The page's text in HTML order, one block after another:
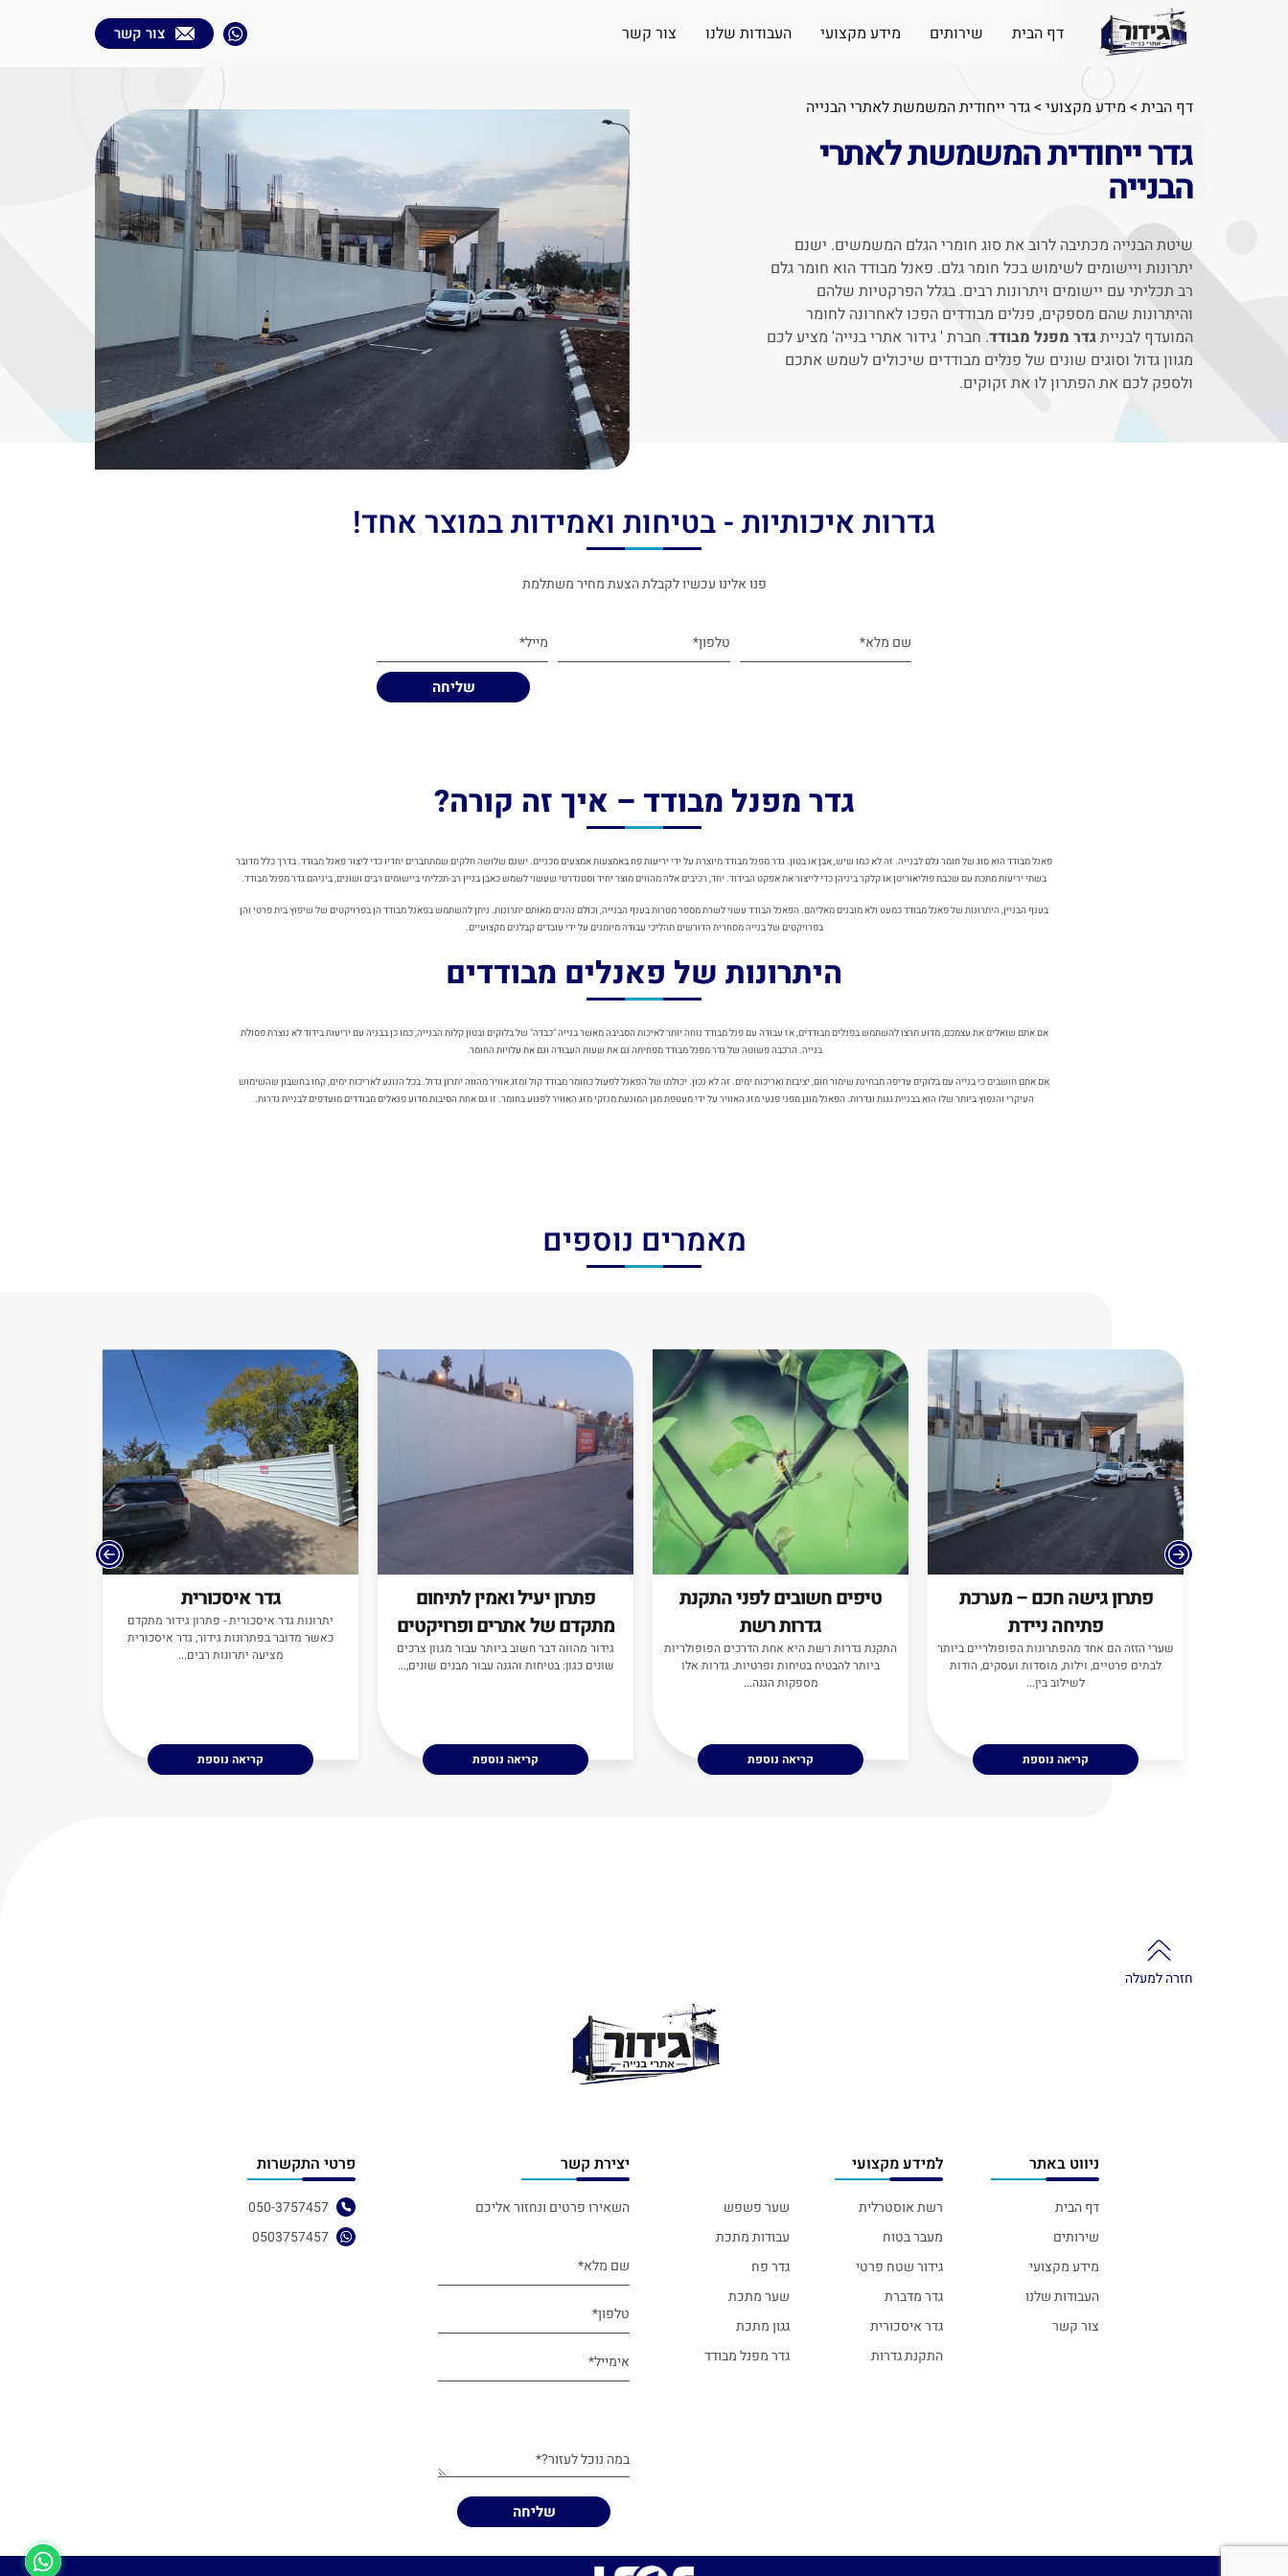
דף הבית שירותים מידע מקצועי העבודות שלנו צור קשר צור קשר
דף הבית > מידע מקצועי >גדר ייחודית המשמשת לאתרי הבנייה
גדר ייחודית המשמשת לאתרי
הבנייה
שיטת הבנייה מכתיבה לרוב את סוג חומרי הגלם המשמשים. ישנם
יתרונות ויישומים לשימוש בכל חומר גלם. פאנל מבודד הוא חומר גלם
רב תכליתי עם יישומים ויתרונות רבים. בגלל הפרקטיות שלהם
והיתרונות שהם מספקים, פנלים מבודדים הפכו לאחרונה לחומר
המועדף לבנייתגדר מפנל מבודד. חברת ' גידור אתרי בנייה' מציע לכם
מגוון גדול וסוגים שונים של פנלים מבודדים שיכולים לשמש אתכם
ולספק לכם את הפתרון לו את זקוקים.
גדרות איכותיות - בטיחות ואמידות במוצר אחד!
פנו אלינו עכשיו לקבלת הצעת מחיר משתלמת
גדר מפנל מבודד – איך זה קורה?
פאנל מבודד הוא סוג של חומר גלם לבנייה. זה לא כמו שיש, אבן או בטון. גדר מפנל מבודד מיוצרת על ידי יריעות פח באמצעות אמצעים מכניים. ישנם שלושה חלקים שמתחברים יחדיו כדי ליצור פאנל מבודד. בדרך כלל מדובר
בשתי יריעות מתכת עם שכבת פוליאוריטן או קלקר ביניהן כדי לייצור את אפקט הבידוד. יחד, רכיבים אלה מהווים מוצר יחיד וסטנדרטי שעשוי לשמש כאבן בניין רב-תכליתי ביישומים רבים ושונים, ביניהם גדר מפנל מבודד.
בענף הבניין, היתרונות של פאנל מבודד כמעט ולא מובנים מאליהם. הפאנל הבודד עשוי לשרת מספר מטרות בענף הבנייה, וכולם נהנים מאותם יתרונות. ניתן להשתמש בפאנל מבודד הן בפרויקטים של שיפוץ בית פרטי והן
בפרויקטים של בנייה מסחרית הדורשים תהליכי עבודה מיומנים על ידי עובדים קבלנים מקצועיים.
היתרונות של פאנלים מבודדים
אם אתם שואלים את עצמכם, מדוע תרצו להשתמש בפנלים מבודדים, אז עבודה עם פנל מבודד נוחה יותר לאיכות הסביבה מאשר בנייה "כבדה" של בלוקים ובטון קלות הבנייה, כמו כן בבניה עם יריעות בידוד לא נוצרת פסולת
בנייה. הרכבה פשוטה של גדר מפנל מבודד מפחיתה גם את שעות העבודה וגם את עלויות החומר.
אם אתם חושבים כי בנייה עם בלוקים עדיפה מבחינת שימור חום, יציבות ואריכות ימים. זה לא נכון. יכולתו של הפאנל לפעול כחומר מבודד קול ומזג אוויר מהווה יתרון גדול. בכל הנוגע לאריכות ימים, קחו בחשבון שהשימוש
העיקרי והנפוץ ביותר שלו הוא בבניית גגות וגדרות. הפאנל מוגן מפני פגעי מזג האוויר על ידי מעטפת מגן המונעת מנזקי מזג האוויר לפגוע בחומר. זו גם אחת הסיבות מדוע פנאלים מבודדים מועדפים לבניית גדרות.
מאמרים נוספים
פתרון גישה חכם – מערכת
פתיחה ניידת
שערי הזזה הם אחד מהפתרונות הפופולריים ביותר
לבתים פרטיים, וילות, מוסדות ועסקים, הודות
לשילוב בין...
קריאה נוספת
טיפים חשובים לפני התקנת
גדרות רשת
התקנת גדרות רשת היא אחת הדרכים הפופולריות
ביותר להבטיח בטיחות ופרטיות. גדרות אלו
מספקות הגנה...
קריאה נוספת
פתרון יעיל ואמין לתיחום
מתקדם של אתרים ופרויקטים
גידור מהווה דבר חשוב ביותר עבור מגוון צרכים
שונים כגון: בטיחות והגנה עבור מבנים שונים,...
קריאה נוספת
גדר איסכורית
יתרונות גדר איסכורית - פתרון גידור מתקדם
כאשר מדובר בפתרונות גידור, גדר איסכורית
מציעה יתרונות רבים...
קריאה נוספת
חזרה למעלה
ניווט באתר
דף הבית
שירותים
מידע מקצועי
העבודות שלנו
צור קשר
למידע מקצועי
רשת אוסטרלית
מעבר בטוח
גידור שטח פרטי
גדר מדברת
גדר איסכורית
התקנת גדרות
שער פשפש
עבודות מתכת
גדר פח
שער מתכת
גגון מתכת
גדר מפנל מבודד
יצירת קשר
השאירו פרטים ונחזור אליכם
פרטי התקשרות
050-3757457
0503757457